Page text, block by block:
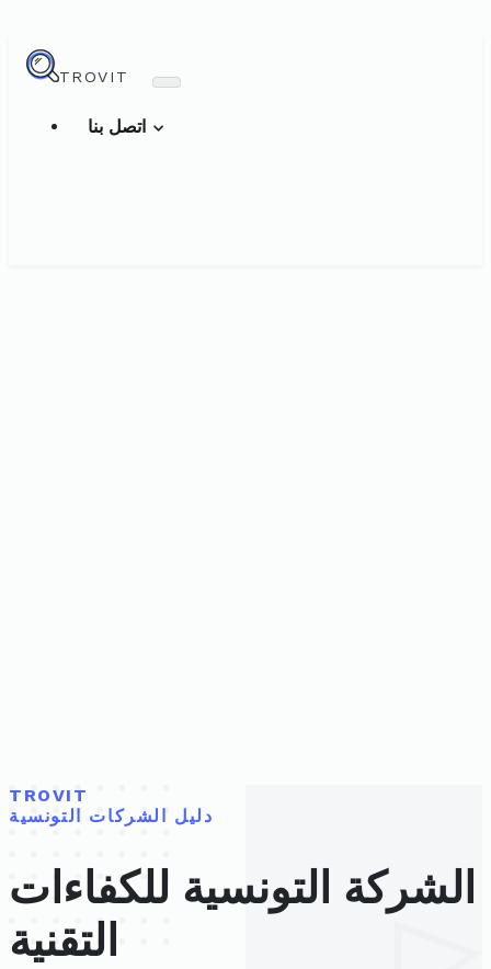
TROVIT
TROVIT
دليل الشركات التونسية
الشركة التونسية للكفاءات
التقنية